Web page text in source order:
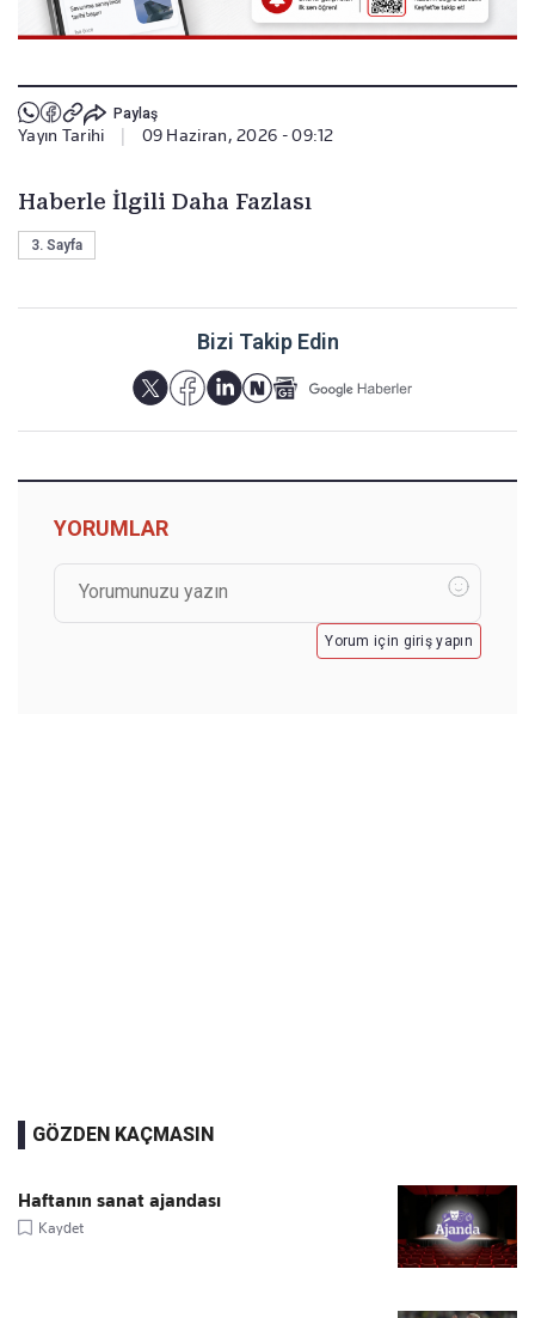
Paylaş
Yayın Tarihi 09 Haziran, 2026 - 09:12
Haberle İlgili Daha Fazlası
3. Sayfa
Bizi Takip Edin
YORUMLAR
Yorum için giriş yapın
GÖZDEN KAÇMASIN
Haftanın sanat ajandası
Kaydet